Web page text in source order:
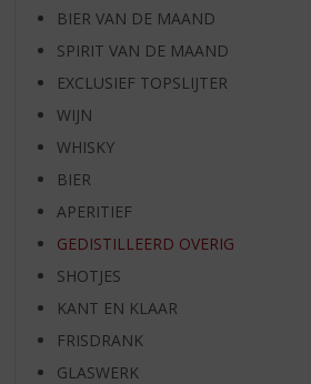
BIER VAN DE MAAND
SPIRIT VAN DE MAAND
EXCLUSIEF TOPSLIJTER
WIJN
WHISKY
BIER
APERITIEF
GEDISTILLEERD OVERIG
SHOTJES
KANT EN KLAAR
FRISDRANK
GLASWERK